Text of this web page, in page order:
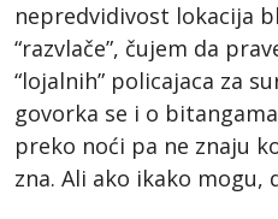
nepredvidivost lokacija
“razvlače”, čujem da
“lojalnih” policajaca za
govorka se i o
preko noći pa ne znaju
zna. Ali ako ikako mogu,